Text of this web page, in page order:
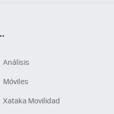
Análisis
Móviles
Xataka Movilidad